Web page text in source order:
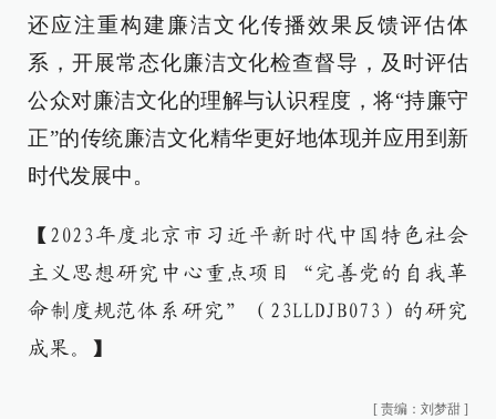
还应注重构建廉洁文化传播效果反馈评估体
系，开展常态化廉洁文化检查督导，及时评估
公众对廉洁文化的理解与认识程度，将“持廉守
正”的传统廉洁文化精华更好地体现并应用到新
时代发展中。
【2023年度北京市习近平新时代中国特色社会
主义思想研究中心重点项目“完善党的自我革
命制度规范体系研究”（23LLDJB073）的研究
成果。】
[ 责编：刘梦甜 ]